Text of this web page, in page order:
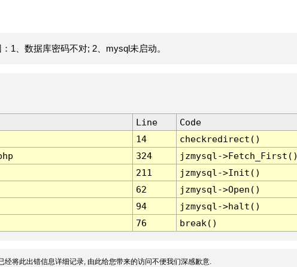
1、数据库密码不对; 2、mysql未启动。
Line
Code
14
checkredirect()
324
jzmysql-
211
jzmysql->Init()
62
jzmysql->Open()
94
jzmysql->halt()
76 break()
经将此出错信息详细记录, 由此给您带来的访问不便我们深感歉意.